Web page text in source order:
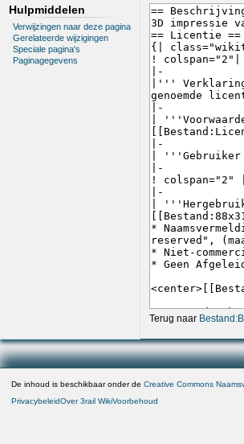
Hulpmiddelen
Verwijzingen naar deze pagina
Gerelateerde wijzigingen
Speciale pagina's
Paginagegevens
Terug naar
De inhoud is beschikbaar onder deCreative Commons
PrivacybeleidOver 3rail WikiVoorbehoud